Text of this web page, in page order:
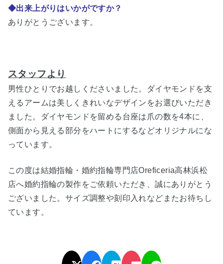
◆出来上がりはいかがですか？
ありがとうございます。
スタッフより
男性ひとりでお越しくださいました。ダイヤモンドを支
えるアームは美しくきれいなデザインをお選びいただき
ました。ダイヤモンドを留める台座は爪の数を4本に、
側面から見える部分をハートにするなどオリジナルにな
っています。
この度は結婚指輪・婚約指輪専門店Oreficeria高林浜松
店へ婚約指輪の製作をご依頼いただき、誠にありがとう
ございました。サイズ調整や刻印入れなどまたお待ちし
ています。